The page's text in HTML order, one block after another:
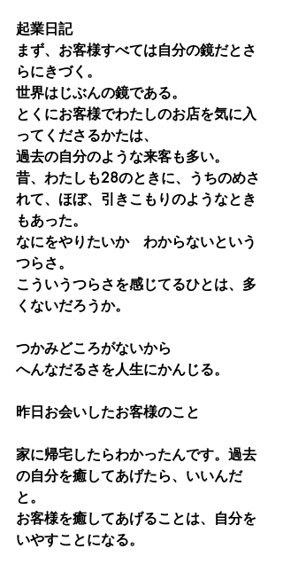
起業日記
まず、お客様すべては自分の鏡だとさ
らにきづく。
世界はじぶんの鏡である。
とくにお客様でわたしのお店を気に入
ってくださるかたは、
過去の自分のような来客も多い。
昔、わたしも28のときに、うちのめさ
れて、ほぼ、引きこもりのようなとき
もあった。
なにをやりたいか　わからないという
つらさ。
こういうつらさを感じてるひとは、多
くないだろうか。
つかみどころがないから
へんなだるさを人生にかんじる。
昨日お会いしたお客様のこと
家に帰宅したらわかったんです。過去
の自分を癒してあげたら、いいんだ
と。
お客様を癒してあげることは、自分を
いやすことになる。